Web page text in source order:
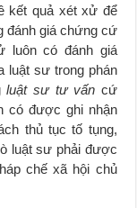
kết quả xét xử để
đánh giá chứng cứ
luôn có đánh giá
luật sư trong phán
luật sư tư vấn cứ
có được ghi nhận
thủ tục tố tụng,
luật sư phải được
chế xã hội chủ